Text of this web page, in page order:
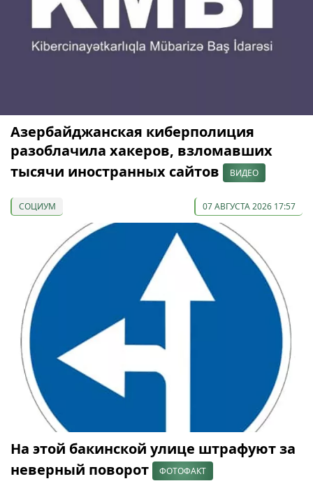
Азербайджанская киберполиция
разоблачила хакеров, взломавших
тысячи иностранных сайтов
ВИДЕО
СОЦИУМ 07 АВГУСТА 2026 17:57
На этой бакинской улице штрафуют за
неверный поворот
ФОТОФАКТ